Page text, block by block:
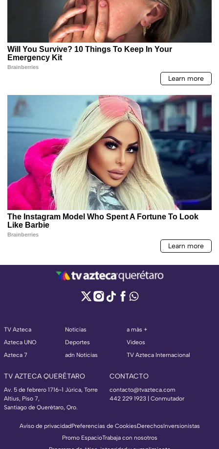
TV Azteca
Azteca UNO
Azteca 7
Noticias
Deportes
adn Noticias
a más +
Videos
TV Azteca Internacional
TV AZTECA QUERÉTARO
Av. 5 de febrero 1716-1 Júrica, Torre
Altius, Piso 7,
Santiago de Querétaro, Qro.
CONTACTO
contacto@tvazteca.com
442 229 1923 | Conmutador
Aviso de privacidadPreferencias de CookiesDerechosInversionistas
Promo EspacioTrabaja con nosotros